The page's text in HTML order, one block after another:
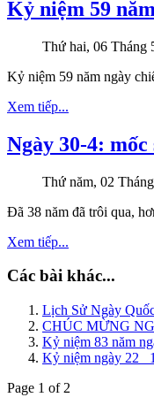
Kỷ niệm 59
Thứ hai, 06 Tháng
Kỷ niệm 59 năm ngày
Xem tiếp...
Ngày 30-4:
Thứ năm, 02
Đã 38 năm đã trôi qua,
Xem tiếp...
Các bài khác...
Lịch Sử Ngày
CHÚC MỪNG
Kỷ niệm 83 năm
Kỷ niệm ngày 22
Page 1 of 2